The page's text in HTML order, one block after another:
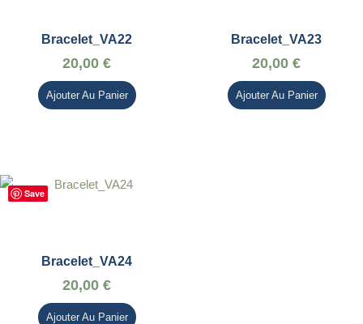
Bracelet_VA22
20,00 €
Ajouter Au Panier
Bracelet_VA23
20,00 €
Ajouter Au Panier
Save
Bracelet_VA24
20,00 €
Ajouter Au Panier